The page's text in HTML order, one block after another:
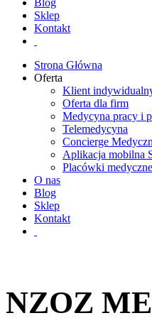
Blog
Sklep
Kontakt
Strona Główna
Oferta
Klient
Oferta dla firm
Medycyna pracy i
Telemedycyna
Concierge
Aplikacja mobilna
Placówki medyczne
O nas
Blog
Sklep
Kontakt
NZOZ